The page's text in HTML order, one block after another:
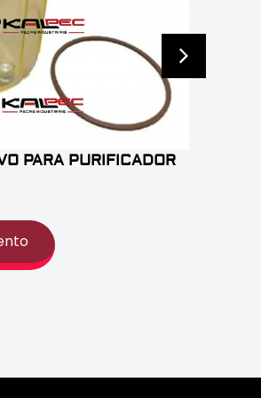
PARA PURIFICADOR